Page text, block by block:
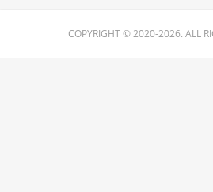
COPYRIGHT © 2020-2026. ALL